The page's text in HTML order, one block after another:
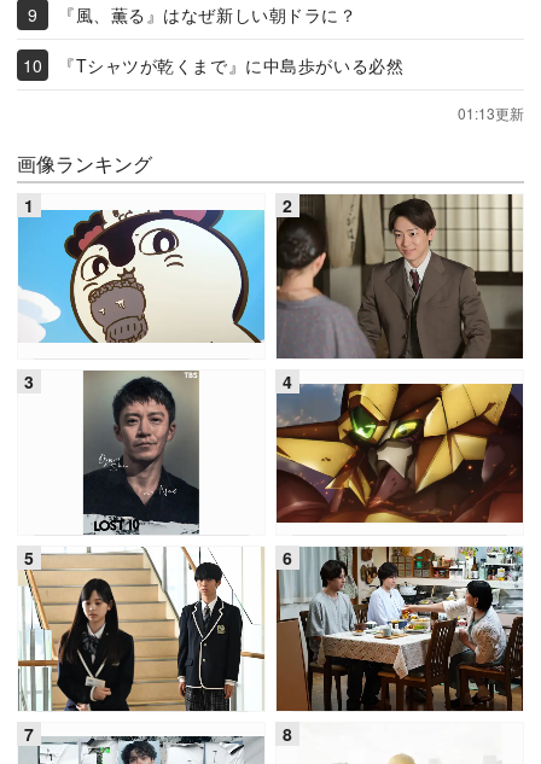
『風、薫る』はなぜ新しい朝ドラに？
『Tシャツが乾くまで』に中島歩がいる必然
01:13更新
画像ランキング